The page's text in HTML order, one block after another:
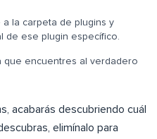
la carpeta de plugins y
de ese plugin específico.
que encuentres al verdadero
acabarás descubriendo cuál
elimínalo para